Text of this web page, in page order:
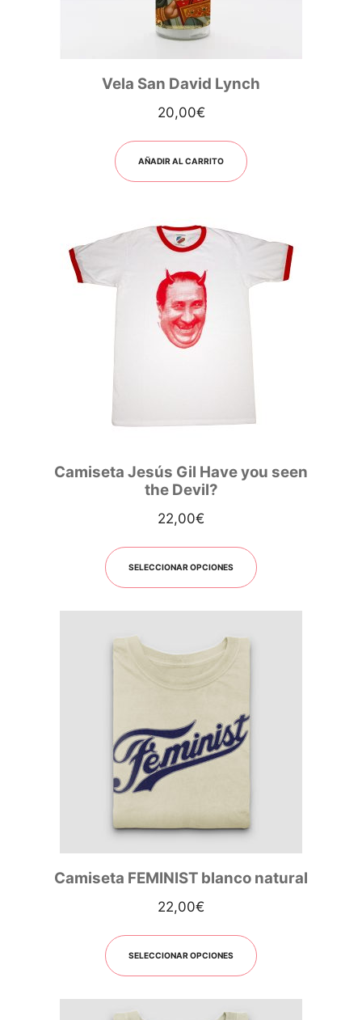
Vela San David Lynch
20,00€
AÑADIR AL CARRITO
Camiseta Jesús Gil Have you seen
the Devil?
22,00€
SELECCIONAR OPCIONES
Camiseta FEMINIST blanco natural
22,00€
SELECCIONAR OPCIONES